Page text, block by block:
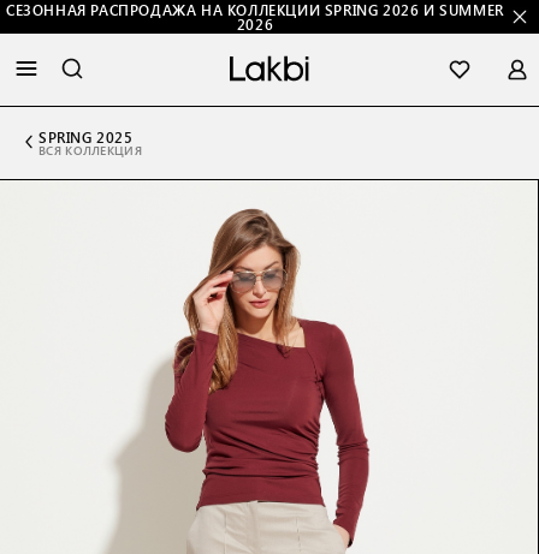
СЕЗОННАЯ РАСПРОДАЖА НА КОЛЛЕКЦИИ SPRING 2026 И SUMMER
2026
SPRING 2025
ВСЯ КОЛЛЕКЦИЯ